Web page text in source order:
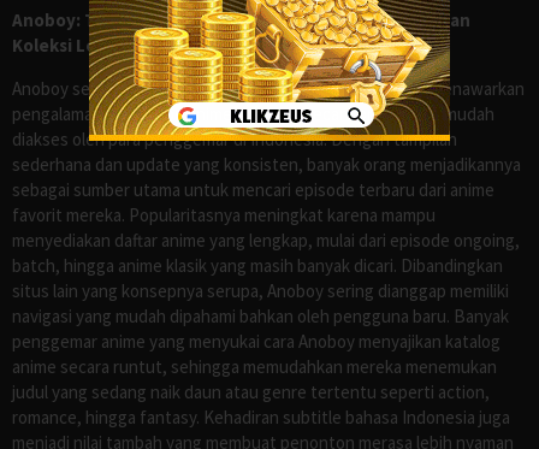
Anoboy: Tempat Nonton Anime Sub Indo Gratis dengan
Koleksi Lengkap seperti Samehadaku
Anoboy sejak lama dikenal sebagai salah satu situs yang menawarkan
pengalaman menonton anime sub Indo secara praktis dan mudah
diakses oleh para penggemar di Indonesia. Dengan tampilan
sederhana dan update yang konsisten, banyak orang menjadikannya
sebagai sumber utama untuk mencari episode terbaru dari anime
favorit mereka. Popularitasnya meningkat karena mampu
menyediakan daftar anime yang lengkap, mulai dari episode ongoing,
batch, hingga anime klasik yang masih banyak dicari. Dibandingkan
situs lain yang konsepnya serupa, Anoboy sering dianggap memiliki
navigasi yang mudah dipahami bahkan oleh pengguna baru. Banyak
penggemar anime yang menyukai cara Anoboy menyajikan katalog
anime secara runtut, sehingga memudahkan mereka menemukan
judul yang sedang naik daun atau genre tertentu seperti action,
romance, hingga fantasy. Kehadiran subtitle bahasa Indonesia juga
menjadi nilai tambah yang membuat penonton merasa lebih nyaman